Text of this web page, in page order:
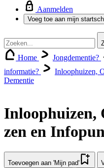
Aanmelden
Voeg toe aan mijn
Home Jongdementie?
informatie?
Inloophuizen,
Dementie
zen en
Toevoegen aan 'Mijn pad'